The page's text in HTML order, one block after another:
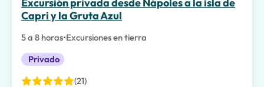
Excursión privada desde Nápoles a la isla de
Capri y la Gruta Azul
5 a 8 horas•Excursiones en tierra
Privado
(21)